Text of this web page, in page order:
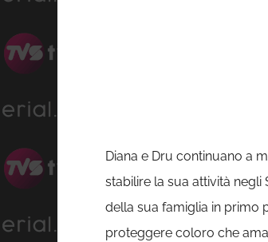
Diana e Dru continuano a
stabilire la sua attività negli
della sua famiglia in primo
proteggere coloro che